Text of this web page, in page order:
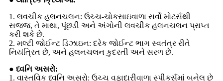
1. લવચીક હલનચલન: ઉચ્ચ-ચોકસાઇવાળા સર્વો મોટર્સથી
સજ્જ, તે માથા, પૂંછડી અને અંગોની લવચીક હલનચલન પ્રાપ્ત
કરી શકે છે.
2. મલ્ટી જોઈન્ટ ડિઝાઇન: દરેક જોઈન્ટ ભાગ સ્વતંત્ર રીતે
નિયંત્રિત છે, અને હલનચલન કુદરતી અને સરળ છે.
● ધ્વનિ અસરો:
1. વાસ્તવિક ધ્વનિ અસરો: ઉચ્ચ વફાદારીવાળા સ્પીકર્સમાં બનેલ છે